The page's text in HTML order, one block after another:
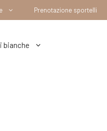
Prenotazione sportelli
bianche